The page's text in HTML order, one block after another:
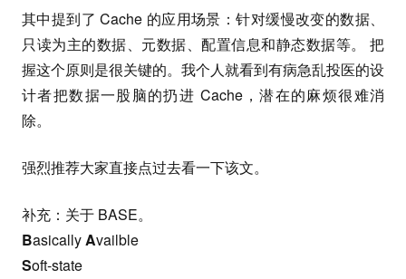
其中提到了 Cache 的应用场景：针对缓慢改变的数据、
只读为主的数据、元数据、配置信息和静态数据等。 把
握这个原则是很关键的。我个人就看到有病急乱投医的设
计者把数据一股脑的扔进 Cache，潜在的麻烦很难消
除。
强烈推荐大家直接点过去看一下该文。
补充：关于 BASE。
BasicallyAvailble
Soft-state